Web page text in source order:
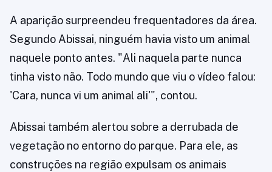
A aparição surpreendeu frequentadores da área.
Segundo Abissai, ninguém havia visto um animal
naquele ponto antes. "Ali naquela parte nunca
tinha visto não. Todo mundo que viu o vídeo falou:
'Cara, nunca vi um animal ali'", contou.
Abissai também alertou sobre a derrubada de
vegetação no entorno do parque. Para ele, as
construções na região expulsam os animais